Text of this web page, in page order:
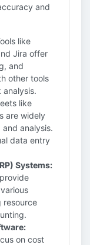
and
like
Jira offer
and
other tools
analysis.
like
are widely
analysis.
data entry
Systems:
resource
on cost